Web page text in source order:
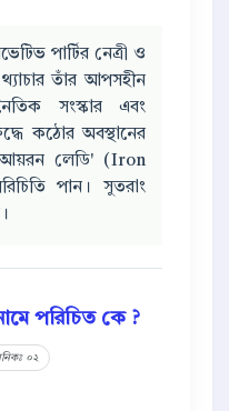
পার্টির নেত্রী ও
থ্যাচার তাঁর আপসহীন
সংস্কার এবং
কঠোর অবস্থানের
লেডি' (Iron
পান। সুতরাং
পরিচিত কে ?
০২